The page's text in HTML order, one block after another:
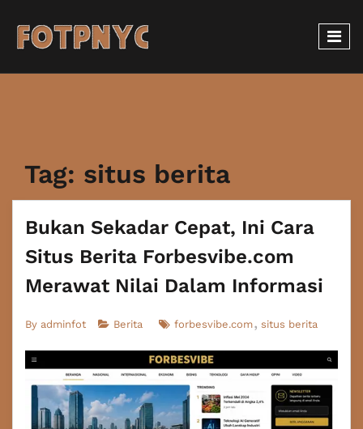
Tag: situs berita
Bukan Sekadar Cepat, Ini Cara
Situs Berita Forbesvibe.com
Merawat Nilai Dalam Informasi
By adminfot Berita forbesvibe.com situs berita